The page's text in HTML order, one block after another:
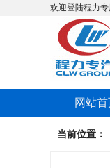
欢迎登陆程力
网站首
当前位置：